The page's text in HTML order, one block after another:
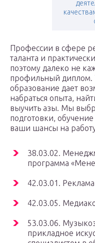
Профессии в сфере
таланта и
поэтому далеко не
профильный диплом.
образование дает
набраться опыта,
выучить азы. Мы
подготовки,
ваши шансы на
38.03.02.
программа
42.03.01.
42.03.05.
53.03.06.
прикладное